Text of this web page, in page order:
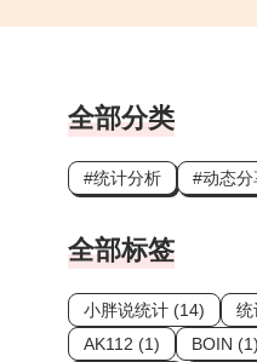
全部分类
#统计分析 #动态分
全部标签
小胖说统计 (14) 统
AK112 (1)
BOIN (1)